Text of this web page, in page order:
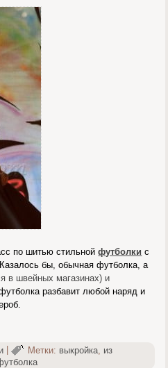
по шитью стильнойфутболки с
бы, обычная футболка, а
в швейных магазинах) и
разбавит любой наряд и
| Метки: выкройка из